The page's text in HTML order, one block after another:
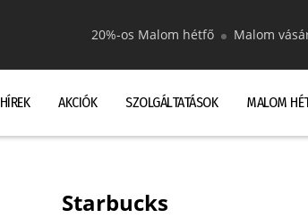
20%-os Malom hétfő Malom
HÍREK AKCIÓK SZOLGÁLTATÁSOK MALOM
Starbucks